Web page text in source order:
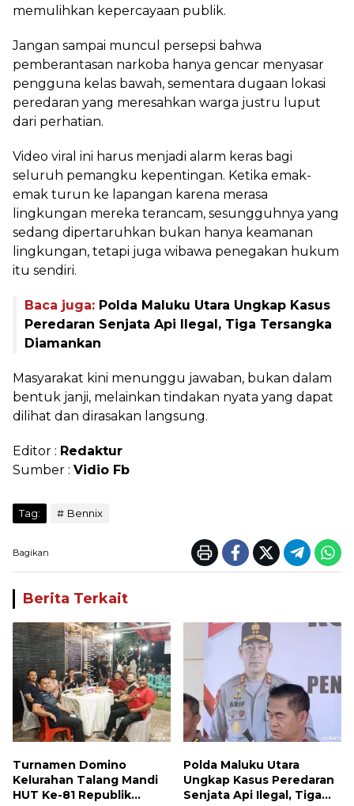
memulihkan kepercayaan publik.
Jangan sampai muncul persepsi bahwa
pemberantasan narkoba hanya gencar menyasar
pengguna kelas bawah, sementara dugaan lokasi
peredaran yang meresahkan warga justru luput
dari perhatian.
Video viral ini harus menjadi alarm keras bagi
seluruh pemangku kepentingan. Ketika emak-
emak turun ke lapangan karena merasa
lingkungan mereka terancam, sesungguhnya yang
sedang dipertaruhkan bukan hanya keamanan
lingkungan, tetapi juga wibawa penegakan hukum
itu sendiri.
Baca juga: Polda Maluku Utara Ungkap Kasus
Peredaran Senjata Api Ilegal, Tiga Tersangka
Diamankan
Masyarakat kini menunggu jawaban, bukan dalam
bentuk janji, melainkan tindakan nyata yang dapat
dilihat dan dirasakan langsung.
Editor : Redaktur
Sumber : Vidio Fb
Tag: Bennix
Bagikan
Berita Terkait
Turnamen Domino
Kelurahan Talang Mandi
HUT Ke-81 Republik
Polda Maluku Utara
Ungkap Kasus Peredaran
Senjata Api Ilegal, Tiga